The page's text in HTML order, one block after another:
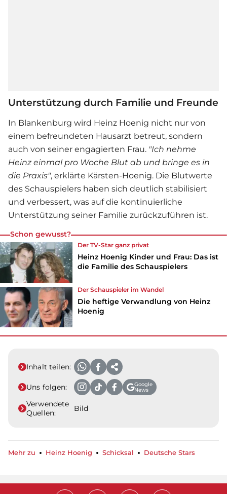
Unterstützung durch Familie und Freunde
In Blankenburg wird Heinz Hoenig nicht nur von
einem befreundeten Hausarzt betreut, sondern
auch von seiner engagierten Frau. "Ich nehme
Heinz einmal pro Woche Blut ab und bringe es in
die Praxis", erklärte Kärsten-Hoenig. Die Blutwerte
des Schauspielers haben sich deutlich stabilisiert
und verbessert, was auf die kontinuierliche
Unterstützung seiner Familie zurückzuführen ist.
Schon gewusst?
Der TV-Star ganz privat
Heinz Hoenig Kinder und Frau: Das ist
die Familie des Schauspielers
Der Schauspieler im Wandel
Die heftige Verwandlung von Heinz
Hoenig
Inhalt teilen:
Uns folgen:
Google
News
Verwendete
Quellen:
Bild
Mehr zu Heinz Hoenig Schicksal Deutsche Stars